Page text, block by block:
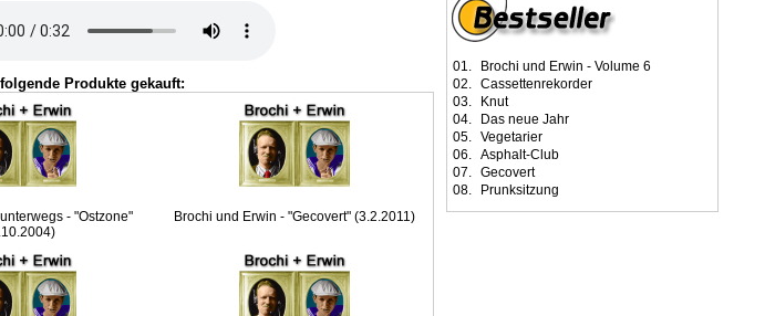
Produkte gekauft:
- "Ostzone"
Brochi und Erwin - "Gecovert" (3.2.2011)
01.
Brochi und Erwin - Volume 6
02. Cassettenrekorder
03.
Knut
04.
Das neue Jahr
05. Vegetarier
06. Asphalt-Club
07. Gecovert
08.
Prunksitzung